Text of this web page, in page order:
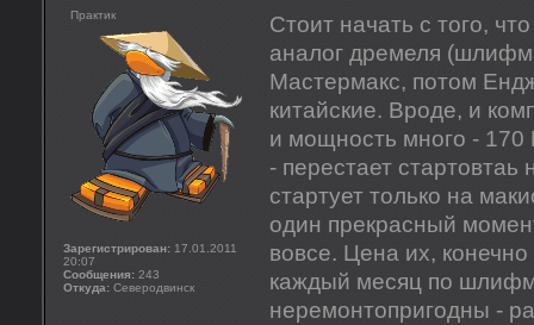
Практик
Зарегистрирован: 17.01.2011
20:07
Сообщения: 243
Откуда: Северодвинск
Стоит начать с того,
аналог дремеля
Мастермакс, потом
китайские. Вроде, и
и мощность много - 170
- перестает
стартует только на
один прекрасный
вовсе. Цена их,
каждый месяц по
неремонтопригодны -